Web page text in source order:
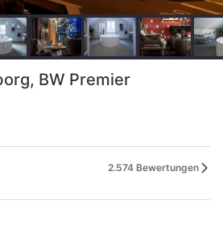
BW Premier
2.574 Bewertungen